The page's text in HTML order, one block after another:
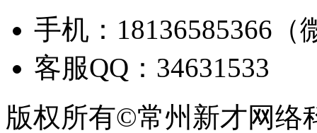
手机：18136585366（
客服QQ：34631533
版权所有©常州新才网络